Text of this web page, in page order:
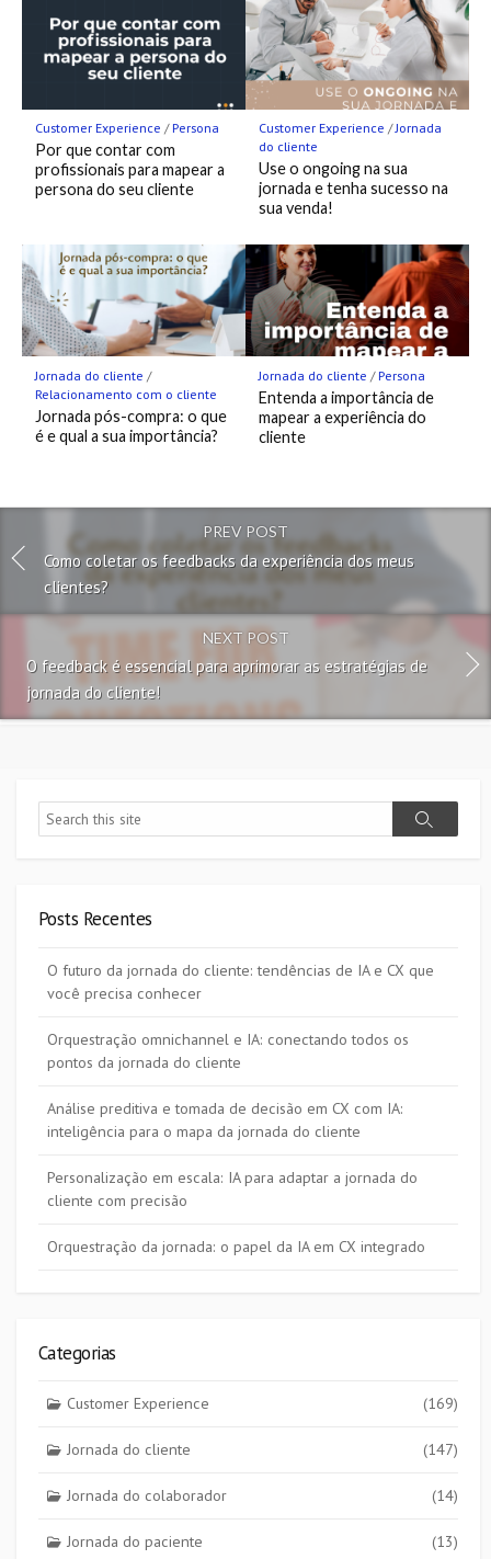
Customer Experience / Persona
Por que contar com
profissionais para mapear a
persona do seu cliente
Customer Experience /Jornada
do cliente
Use o ongoing na sua
jornada e tenha sucesso na
sua venda!
Jornada do cliente /
Relacionamento com o cliente
Jornada pós-compra: o que
é e qual a sua importância?
Jornada do cliente / Persona
Entenda a importância de
mapear a experiência do
cliente
PREV POST
Como coletar os feedbacks da experiência dos meus
clientes?
NEXT POST
O feedback é essencial para aprimorar as estratégias de
jornada do cliente!
Search
Search
Posts Recentes
O futuro da jornada do cliente: tendências de IA e CX que
você precisa conhecer
Orquestração omnichannel e IA: conectando todos os
pontos da jornada do cliente
Análise preditiva e tomada de decisão em CX com IA:
inteligência para o mapa da jornada do cliente
Personalização em escala: IA para adaptar a jornada do
cliente com precisão
Orquestração da jornada: o papel da IA em CX integrado
Categorias
Customer Experience (169)
Jornada do cliente (147)
Jornada do colaborador (14)
Jornada do paciente (13)